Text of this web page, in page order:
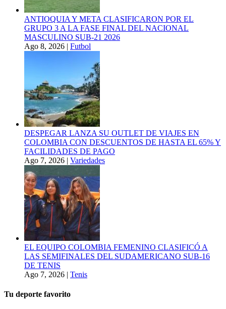
ANTIOQUIA Y META CLASIFICARON POR EL
GRUPO 3 A LA FASE FINAL DEL NACIONAL
MASCULINO SUB-21 2026
Ago 8, 2026 | Futbol
DESPEGAR LANZA SU OUTLET DE VIAJES EN
COLOMBIA CON DESCUENTOS DE HASTA EL 65% Y
FACILIDADES DE PAGO
Ago 7, 2026 | Variedades
EL EQUIPO COLOMBIA FEMENINO CLASIFICÓ A
LAS SEMIFINALES DEL SUDAMERICANO SUB-16
DE TENIS
Ago 7, 2026 | Tenis
Tu deporte favorito